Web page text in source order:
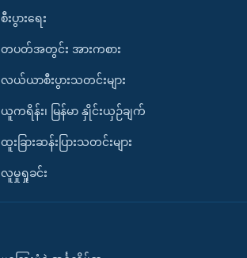
စီးပွားရေး
တပတ်အတွင်း အားကစား
လယ်ယာစီးပွားသတင်းများ
ယူကရိန်း၊ မြန်မာ နှိုင်းယှဉ်ချက်
ထူးခြားဆန်းပြားသတင်းများ
လူမှုရှုခင်း